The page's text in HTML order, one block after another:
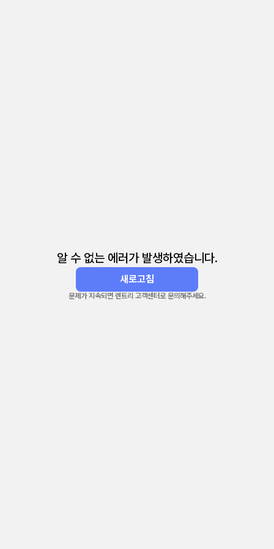
알 수 없는 에러가 발생하였습니다.
새로고침
문제가 지속되면 렌트리 고객센터로 문의해주세요.